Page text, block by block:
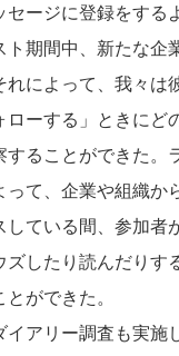
セージに登録をする
ト期間中、新たな企
れによって、我々は
ローする」ときにど
することができた。
って、企業や組織か
している間、参加者
ズしたり読んだりす
ができた。
イアリー調査も実施